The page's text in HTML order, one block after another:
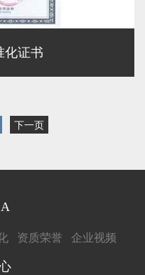
化证书
下一页
资质荣誉 企业视频